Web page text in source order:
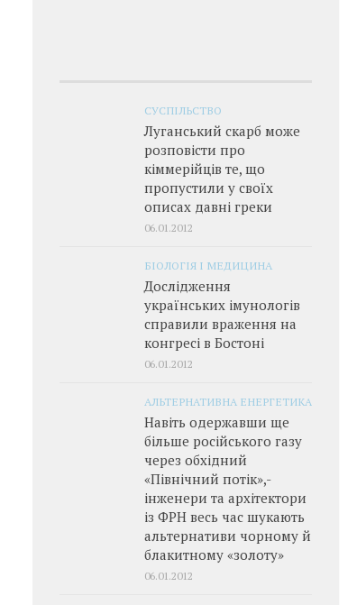
СУСПІЛЬСТВО
Луганський скарб може
розповісти про
кіммерійців те, що
пропустили у своїх
описах давні греки
06.01.2012
БІОЛОГІЯ І МЕДИЦИНА
Дослідження
українських імунологів
справили враження на
конгресі в Бостоні
06.01.2012
АЛЬТЕРНАТИВНА ЕНЕРГЕТИКА
Навіть одержавши ще
більше російського газу
через обхідний
«Північний потік»,­
інженери та архітектори
із ФРН весь час шукають
альтернативи чорному й
блакитному «золоту»
06.01.2012